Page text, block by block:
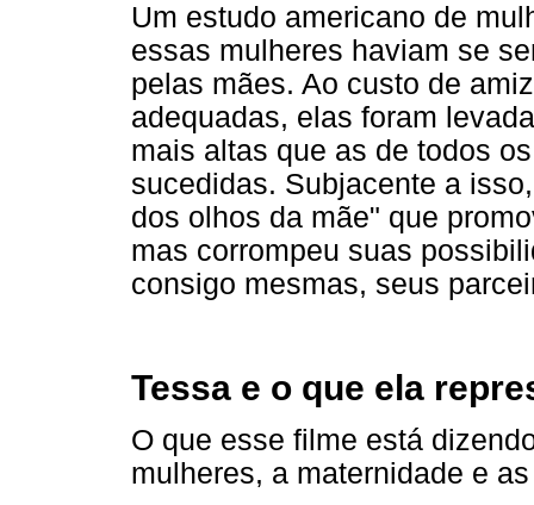
Um estudo americano de
essas mulheres haviam se
pelas mães. Ao custo de
adequadas, elas foram
mais altas que as de todos
sucedidas. Subjacente a
dos olhos da mãe" que
mas corrompeu suas
consigo mesmas, seus
Tessa e o que ela
O que esse filme está
mulheres, a maternidade e